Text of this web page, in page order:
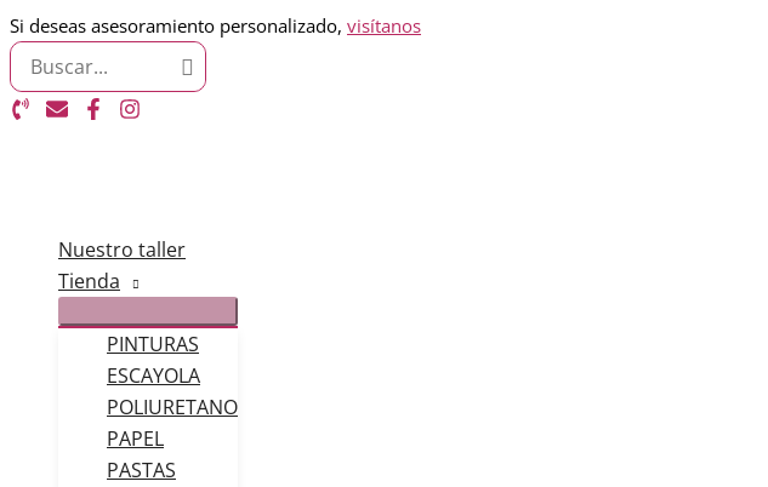
Ir
al
contenido
Si deseas asesoramiento personalizado, visítanos
Search
for:
Nuestro taller
Tienda
PINTURAS
ESCAYOLA
POLIURETANO
PAPEL
PASTAS